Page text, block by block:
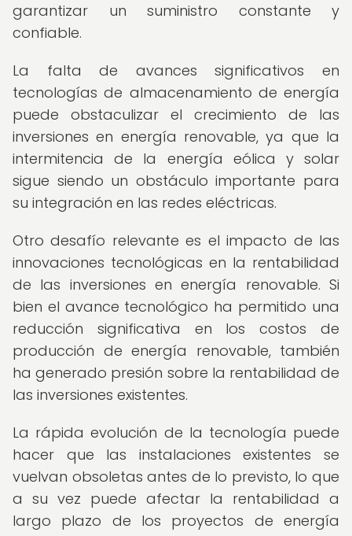
garantizar un suministro constante y
confiable.
La falta de avances significativos en
tecnologías de almacenamiento de energía
puede obstaculizar el crecimiento de las
inversiones en energía renovable, ya que la
intermitencia de la energía eólica y solar
sigue siendo un obstáculo importante para
su integración en las redes eléctricas.
Otro desafío relevante es el impacto de las
innovaciones tecnológicas en la rentabilidad
de las inversiones en energía renovable. Si
bien el avance tecnológico ha permitido una
reducción significativa en los costos de
producción de energía renovable, también
ha generado presión sobre la rentabilidad de
las inversiones existentes.
La rápida evolución de la tecnología puede
hacer que las instalaciones existentes se
vuelvan obsoletas antes de lo previsto, lo que
a su vez puede afectar la rentabilidad a
largo plazo de los proyectos de energía